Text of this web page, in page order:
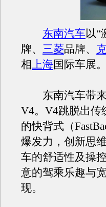
东南汽车以“
牌、 三菱品牌、
相上海国际车展。
东南汽车带来
V4。V4跳脱出传
的快背式（
爆发力，创新思
车的舒适性及操
意的驾乘乐趣与
现。